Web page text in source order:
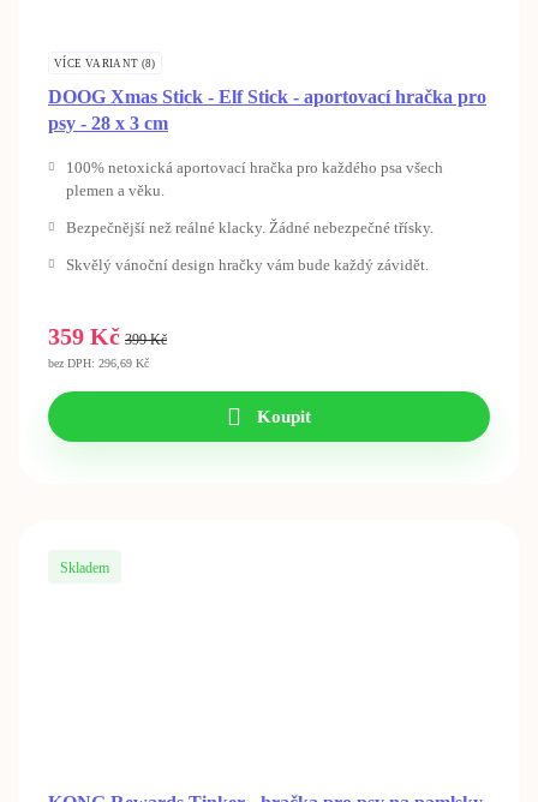
VÍCE VARIANT (8)
DOOG Xmas Stick - Elf Stick - aportovací hračka pro
psy - 28 x 3 cm
100% netoxická aportovací hračka pro každého psa všech
plemen a věku.
Bezpečnější než reálné klacky. Žádné nebezpečné třísky.
Skvělý vánoční design hračky vám bude každý závidět.
359 Kč 399 Kč
bez DPH: 296,69 Kč
Koupit
Skladem